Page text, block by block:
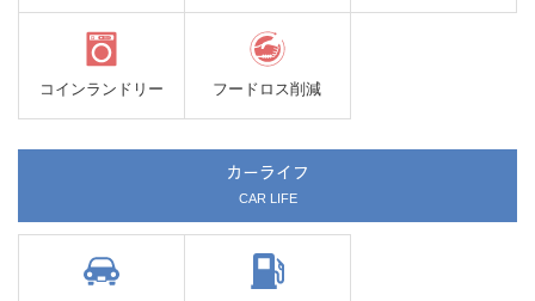
コインランドリー フードロス削減
カーライフ
CAR LIFE